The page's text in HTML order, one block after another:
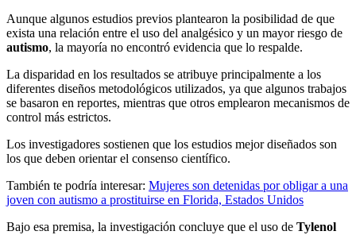
Aunque algunos estudios previos plantearon la posibilidad de que
exista una relación entre el uso del analgésico y un mayor riesgo de
autismo, la mayoría no encontró evidencia que lo respalde.
La disparidad en los resultados se atribuye principalmente a los
diferentes diseños metodológicos utilizados, ya que algunos trabajos
se basaron en reportes, mientras que otros emplearon mecanismos de
control más estrictos.
Los investigadores sostienen que los estudios mejor diseñados son
los que deben orientar el consenso científico.
También te podría interesar: Mujeres son detenidas por obligar a una
joven con autismo a prostituirse en Florida, Estados Unidos
Bajo esa premisa, la investigación concluye que el uso de Tylenol